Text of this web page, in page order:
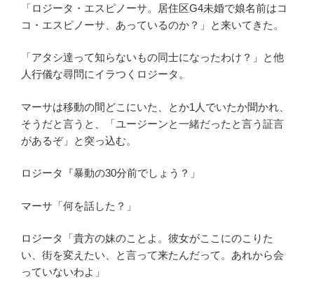
「ロジータ・エスピノーサ。居住区G4未婚で娘名前はコ
コ・エスピノーサ、あっているのか？」と来いてきた。
「アタシ達って知らないもの同士になったわけ？」と他
人行儀な尋問にイラつくロジータ。
マーサは移動の間どこにいた、とか1人でいたか聞かれ、
そうだと言うと、「ユージーンと一緒だったと言う証言
があるぞ」と突っ込む。
ロジータ『暴動の30分前でしょう？」
マーサ「何を話した？」
ロジータ「貴方の妹のことよ。彼女がここにのこりた
い、街を変えたい、と言って来たんだって。あれから会
っていないわよ」